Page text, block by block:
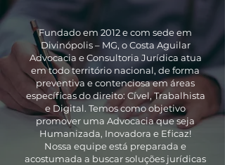
Fundado em 2012 e com sede em
Divinópolis – MG, o Costa Aguilar
Advocacia e Consultoria Jurídica atua
em todo território nacional, de forma
preventiva e contenciosa em áreas
específicas do direito: Cível, Trabalhista
e Digital. Temos como objetivo
promover uma Advocacia que seja
Humanizada, Inovadora e Eficaz!
Nossa equipe está preparada e
acostumada a buscar soluções jurídicas